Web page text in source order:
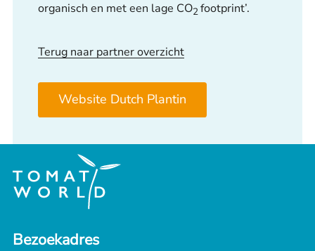
organisch en met een lage CO2footprint’.
Terug naar partner overzicht
Website Dutch Plantin
Bezoekadres